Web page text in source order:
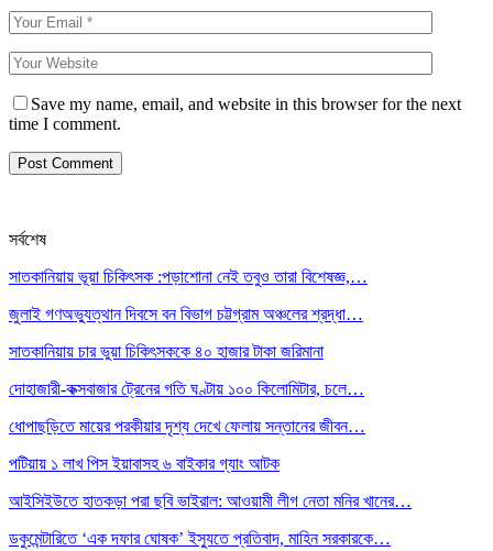
Save my name, email, and website in this browser for the next
time I comment.
সর্বশেষ
সাতকানিয়ায় ভূয়া চিকিৎসক :পড়াশোনা নেই তবুও তারা বিশেষজ্ঞ,…
জুলাই গণঅভ্যুত্থান দিবসে বন বিভাগ চট্টগ্রাম অঞ্চলের শ্রদ্ধা…
সাতকানিয়ায় চার ভুয়া চিকিৎসককে ৪০ হাজার টাকা জরিমানা
দোহাজারী-কক্সবাজার ট্রেনের গতি ঘণ্টায় ১০০ কিলোমিটার, চলে…
ধোপাছড়িতে মায়ের পরকীয়ার দৃশ্য দেখে ফেলায় সন্তানের জীবন…
পটিয়ায় ১ লাখ পিস ইয়াবাসহ ৬ বাইকার গ্যাং আটক
আইসিইউতে হাতকড়া পরা ছবি ভাইরাল: আওয়ামী লীগ নেতা মনির খানের…
ডকুমেন্টারিতে ‘এক দফার ঘোষক’ ইস্যুতে প্রতিবাদ, মাহিন সরকারকে…